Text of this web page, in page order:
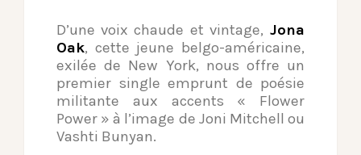
D’une voix chaude et vintage, Jona
Oak, cette jeune belgo-américaine,
exilée de New York, nous offre un
premier single emprunt de poésie
militante aux accents « Flower
Power » à l’image de Joni Mitchell ou
Vashti Bunyan.